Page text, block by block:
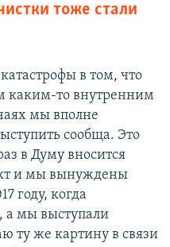
тоже стали
в том, что
каким-то внутренним
мы вполне
сообща. Это
в Думу вносится
и мы вынуждены
году, когда
а мы выступали
ту же картину в связи